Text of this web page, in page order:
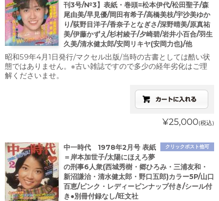
刊3号/№3】表紙・巻頭=松本伊代/松田聖子/森
尾由美/早見優/岡田有希子/高橋美枝/宇沙美ゆか
り/荻野目洋子/香奈子となぎさ/深野晴美/原真祐
美/伊藤かずえ/杉村綾子/夕崎碧/岩井小百合/羽生
久美/清水健太郎/安岡リキヤ(安岡力也)/他
昭和59年4月1日発行/マクセル出版/当時の古書としては酷い状
態ではありません。※古い雑誌ですので多少の経年劣化はご理
解くださいませ。
¥25,000(税込)
クリックポスト他可
中一時代 1978年2月号 表紙
＝岸本加世子/太陽にほえろ夢
の刑事6人衆(西城秀樹・郷ひろみ・三浦友和・
新沼謙治・清水健太郎・野口五郎)カラー5P/山口
百恵/ピンク・レディーピンナップ付き/シール付
き●別冊付録なし/旺文社